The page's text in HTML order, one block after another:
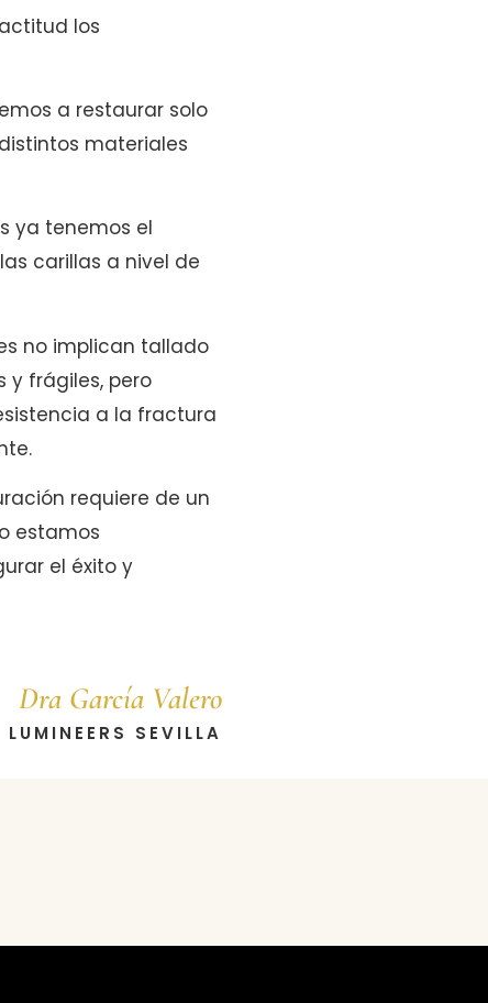
los
a restaurar solo
materiales
ya tenemos el
carillas a nivel de
no implican tallado
y frágiles, pero
a la fractura
requiere de un
estamos
el éxito y
Dra García Valero
LUMINEERS SEVILLA